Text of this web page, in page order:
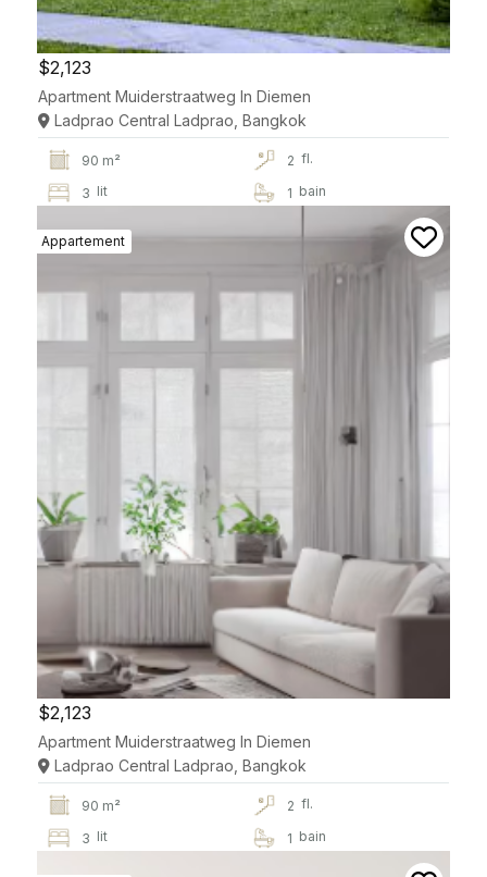
$2,123
Apartment Muiderstraatweg In Diemen
Ladprao Central Ladprao, Bangkok
90 m² 2 fl.
3 lit 1 bain
Appartement
$2,123
Apartment Muiderstraatweg In Diemen
Ladprao Central Ladprao, Bangkok
90 m² 2 fl.
3 lit 1 bain